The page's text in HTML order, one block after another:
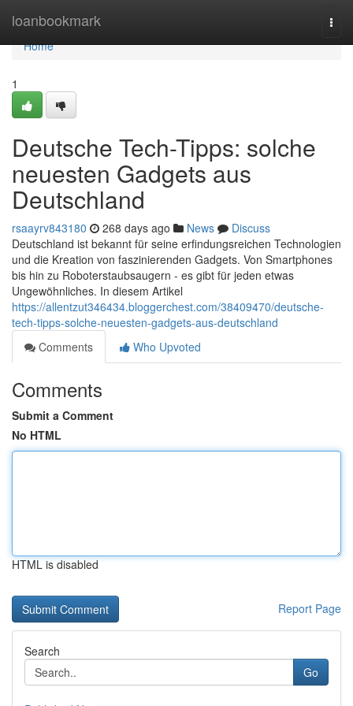
loanbookmark
Home
Home
1
Deutsche Tech-Tipps: solche
neuesten Gadgets aus
Deutschland
rsaayrv843180 268 days ago News
Discuss
Deutschland ist bekannt für seine erfindungsreichen Technologien
und die Kreation von faszinierenden Gadgets. Von Smartphones
bis hin zu Roboterstaubsaugern - es gibt für jeden etwas
Ungewöhnliches. In diesem Artikel
https://allentzut346434.bloggerchest.com/38409470/deutsche-
tech-tipps-solche-neuesten-gadgets-aus-deutschland
Comments
Who Upvoted
Comments
Submit a Comment
No HTML
HTML is disabled
Report Page
Search
Go